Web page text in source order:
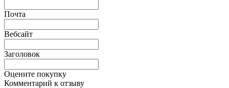
Почта
Вебсайт
Заголовок
Оцените покупку
Комментарий к отзыву